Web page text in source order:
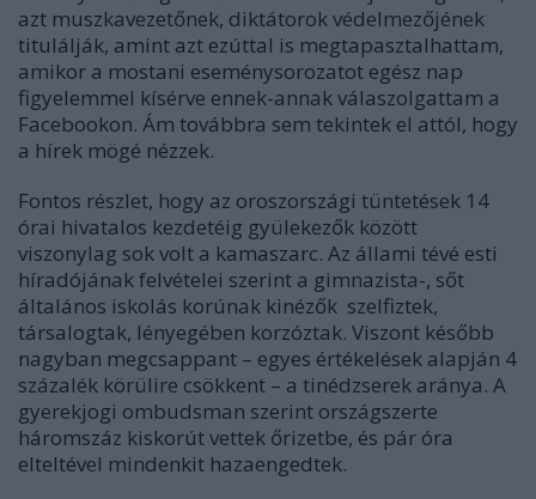
azt muszkavezetőnek, diktátorok védelmezőjének
titulálják, amint azt ezúttal is megtapasztalhattam,
amikor a mostani eseménysorozatot egész nap
figyelemmel kísérve ennek-annak válaszolgattam a
Facebookon. Ám továbbra sem tekintek el attól, hogy
a hírek mögé nézzek.
Fontos részlet, hogy az oroszországi tüntetések 14
órai hivatalos kezdetéig gyülekezők között
viszonylag sok volt a kamaszarc. Az állami tévé esti
híradójának felvételei szerint a gimnazista-, sőt
általános iskolás korúnak kinézők szelfiztek,
társalogtak, lényegében korzóztak. Viszont később
nagyban megcsappant – egyes értékelések alapján 4
százalék körülire csökkent – a tinédzserek aránya. A
gyerekjogi ombudsman szerint országszerte
háromszáz kiskorút vettek őrizetbe, és pár óra
elteltével mindenkit hazaengedtek.